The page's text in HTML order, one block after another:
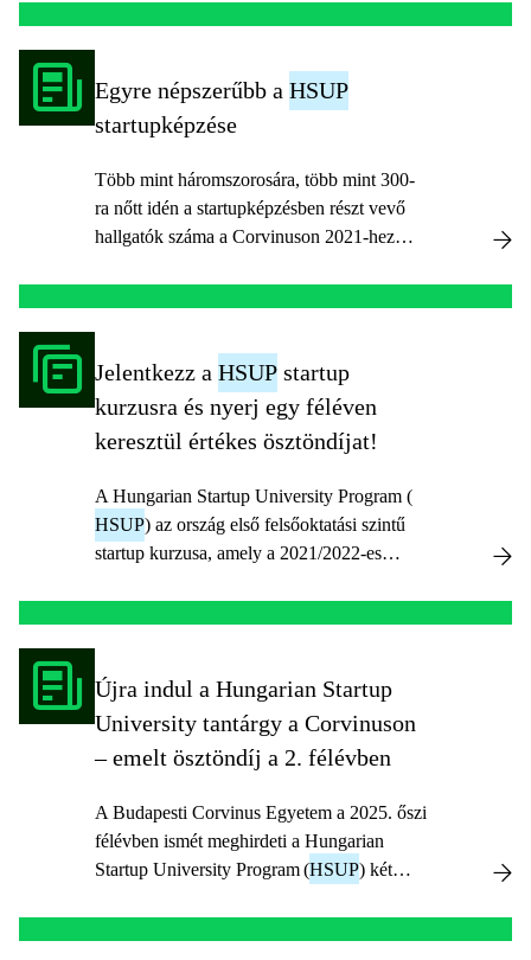
Egyre népszerűbb a HSUP
startupképzése
Több mint háromszorosára, több mint 300-
ra nőtt idén a startupképzésben részt vevő
hallgatók száma a Corvinuson 2021-hez
Nemzeti Kutatási Fejlesztési és Innovációs
Hivatal (NKFIH) portfóliójába tartozó
Hungarian Startup University Programot (
HSUP).
Jelentkezz a HSUP startup
kurzusra és nyerj egy féléven
keresztül értékes ösztöndíjat!
A Hungarian Startup University Program (
HSUP) az ország első felsőoktatási szintű
startup kurzusa, amely a 2021/2022-es
Újra indul a Hungarian Startup
University tantárgy a Corvinuson
– emelt ösztöndíj a 2. félévben
A Budapesti Corvinus Egyetem a 2025. őszi
félévben ismét meghirdeti a Hungarian
Startup University Program (HSUP) két